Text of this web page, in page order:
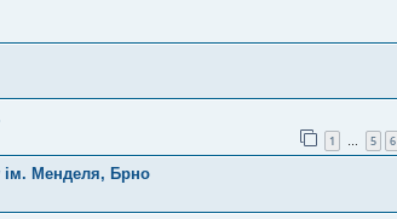
1 … 5 6
ім. Менделя, Брно